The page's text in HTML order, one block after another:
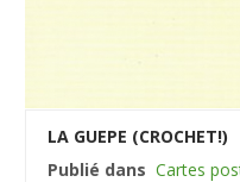
LA GUEPE (CROCHET!)
Publié dans Cartes